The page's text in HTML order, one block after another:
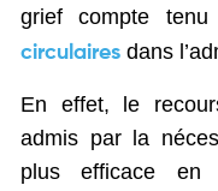
grief compte
circulaires dans
En effet, le
admis par la
plus efficace en